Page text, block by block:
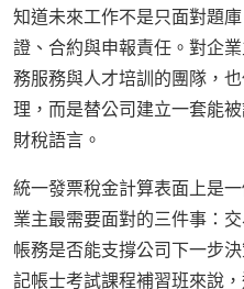
知道未來工作不是只面對題
證、合約與申報責任。對企
務服務與人才培訓的團隊，
理，而是替公司建立一套能
財稅語言。
統一發票稅金計算表面上是
業主最需要面對的三件事：
帳務是否能支撐公司下一步
記帳士考試課程補習班來說